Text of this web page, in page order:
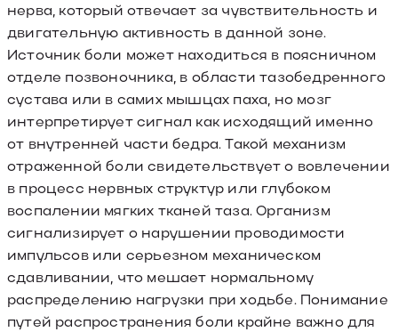
нерва, который отвечает за чувствительность и
двигательную активность в данной зоне.
Источник боли может находиться в поясничном
отделе позвоночника, в области тазобедренного
сустава или в самих мышцах паха, но мозг
интерпретирует сигнал как исходящий именно
от внутренней части бедра. Такой механизм
отраженной боли свидетельствует о вовлечении
в процесс нервных структур или глубоком
воспалении мягких тканей таза. Организм
сигнализирует о нарушении проводимости
импульсов или серьезном механическом
сдавливании, что мешает нормальному
распределению нагрузки при ходьбе. Понимание
путей распространения боли крайне важно для